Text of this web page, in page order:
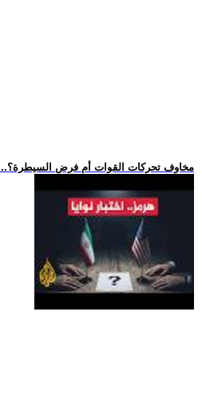
.. مخاوف تحركات القوات أم فرض